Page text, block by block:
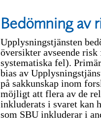
Bedömning av
Upplysningstjänsten
översikter avseende
systematiska fel).
bias av
på sakkunskap inom
möjligt att flera av de
inkluderats i svaret kan
som SBU inkluderar i